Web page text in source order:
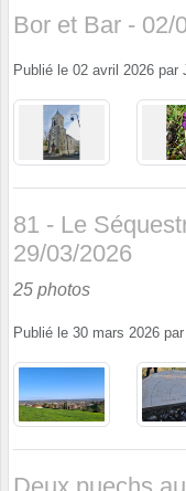
Bor et Bar - 02/
Publié le 02 avril 2026 par
81 - Le
29/03/2026
25 photos
Publié le 30 mars 2026 par